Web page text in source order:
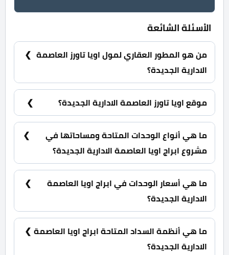
الأسئلة الشائعة
من هو المطور العقاري لمول اويا تاورز العاصمة
الادارية الجديدة؟
شركة ايدج هولدنج للتطوير والاستثمار العقاري Edge
Holding Urban Development.
موقع اويا تاورز العاصمة الادارية الجديدة؟
اويا تاورز العاصمة الادارية الجديدة يقع شمال منطقة
الداون تاون وبإطلالة مميزة ومباشرة على النهر الأخضر.
ما هي أنواع الوحدات المتاحة ومساحاتها في
مشروع ابراج اويا العاصمة الادارية الجديدة؟
محلات تجارية ومكاتب ادارية وعيادات وشقق فندقية
بمساحات تبدا من 50 متر مربع.
ما هي أسعار الوحدات في ابراج اويا العاصمة
الادارية الجديدة؟
تبدأ الأسعار من 10,484,479 جنية.
ما هي أنظمة السداد المتاحة ابراج اويا العاصمة
الادارية الجديدة؟